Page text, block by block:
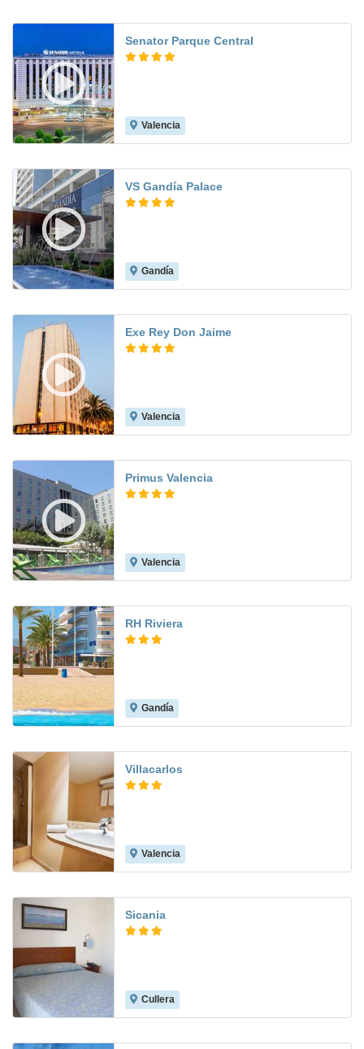
Senator Parque Central
Valencia
VS Gandía Palace
Gandía
Exe Rey Don Jaime
Valencia
Primus Valencia
Valencia
RH Riviera
Gandía
Villacarlos
Valencia
Sicania
Cullera